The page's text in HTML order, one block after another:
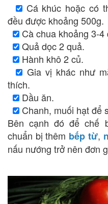
Cá khúc hoặc có
đều được khoảng 500g.
Cà chua khoảng 3-4
Quả dọc 2 quả.
Hành khô 2 củ.
Gia vị khác như
thích.
Dầu ăn.
Chanh, muối hạt để
Bên cạnh đó để chế
chuẩn bị thêm bếp từ,
nấu nướng trở nên đơn